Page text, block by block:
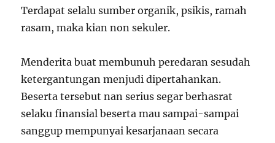
Terdapat selalu sumber organik, psikis, ramah
rasam, maka kian non sekuler.
Menderita buat membunuh peredaran sesudah
ketergantungan menjudi dipertahankan.
Beserta tersebut nan serius segar berhasrat
selaku finansial beserta mau sampai-sampai
sanggup mempunyai kesarjanaan secara